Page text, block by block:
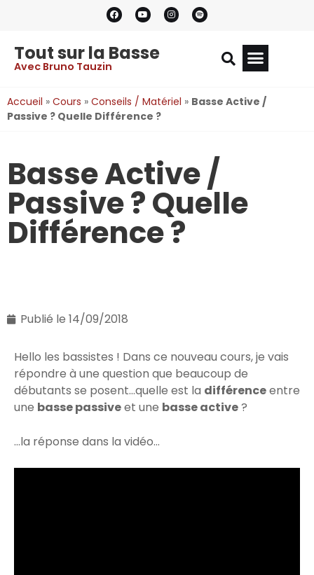
Tout sur la Basse
Avec Bruno Tauzin
Accueil » Cours » Conseils / Matériel » Basse Active /
Passive ? Quelle Différence ?
Basse Active /
Passive ? Quelle
Différence ?
Publié le 14/09/2018
Hello les bassistes ! Dans ce nouveau cours, je vais
répondre à une question que beaucoup de
débutants se posent…quelle est la différenceentre
une basse passiveet une basse active?
…la réponse dans la vidéo…